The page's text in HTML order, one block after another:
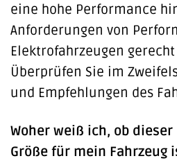
eine hohe Performance
Anforderungen von
Elektrofahrzeugen
Überprüfen Sie im
und Empfehlungen des
Woher weiß ich, ob
Größe für mein Fahrzeug